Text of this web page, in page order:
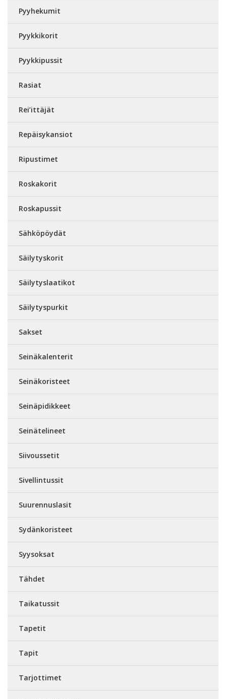
Pyyhekumit
Pyykkikorit
Pyykkipussit
Rasiat
Rei’ittäjät
Repäisykansiot
Ripustimet
Roskakorit
Roskapussit
Sähköpöydät
Säilytyskorit
Säilytyslaatikot
Säilytyspurkit
Sakset
Seinäkalenterit
Seinäkoristeet
Seinäpidikkeet
Seinätelineet
Siivoussetit
Sivellintussit
Suurennuslasit
Sydänkoristeet
Syysoksat
Tähdet
Taikatussit
Tapetit
Tapit
Tarjottimet